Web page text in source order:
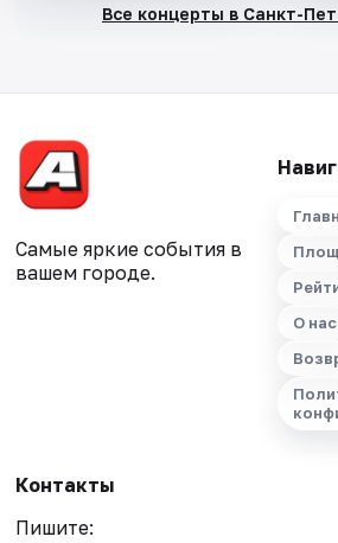
Все концерты в Санкт-
Самые яркие события в
вашем городе.
О нас
Контакты
Пишите: